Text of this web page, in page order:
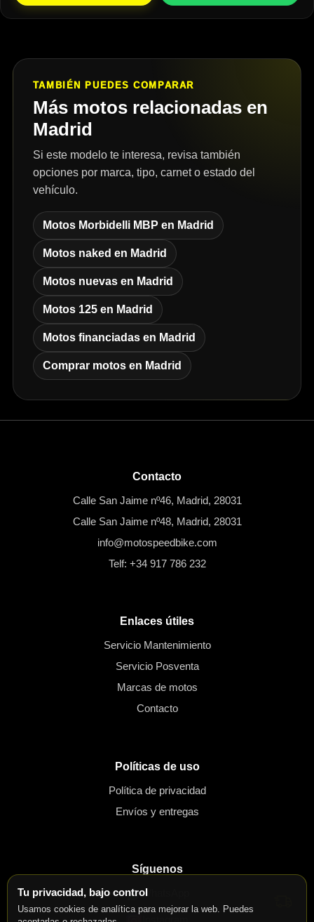
Tu privacidad, bajo control
Usamos cookies de analítica para mejorar la web. Puedes
TAMBIÉN PUEDES COMPARAR
Más motos relacionadas en
Madrid
Si este modelo te interesa, revisa también
opciones por marca, tipo, carnet o estado del
vehículo.
Motos Morbidelli MBP en Madrid
Motos naked en Madrid
Motos nuevas en Madrid
Motos 125 en Madrid
Motos financiadas en Madrid
Comprar motos en Madrid
Contacto
Calle San Jaime nº46, Madrid, 28031
Calle San Jaime nº48, Madrid, 28031
info@motospeedbike.com
Telf: +34 917 786 232
Enlaces útiles
Servicio Mantenimiento
Servicio Posventa
Marcas de motos
Contacto
Políticas de uso
Política de privacidad
Envíos y entregas
Síguenos
WhatsApp